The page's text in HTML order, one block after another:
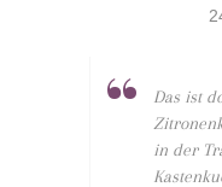
Das ist
in der